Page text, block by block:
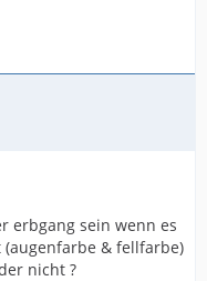
erbgang sein wenn es
& fellfarbe)
nicht ?